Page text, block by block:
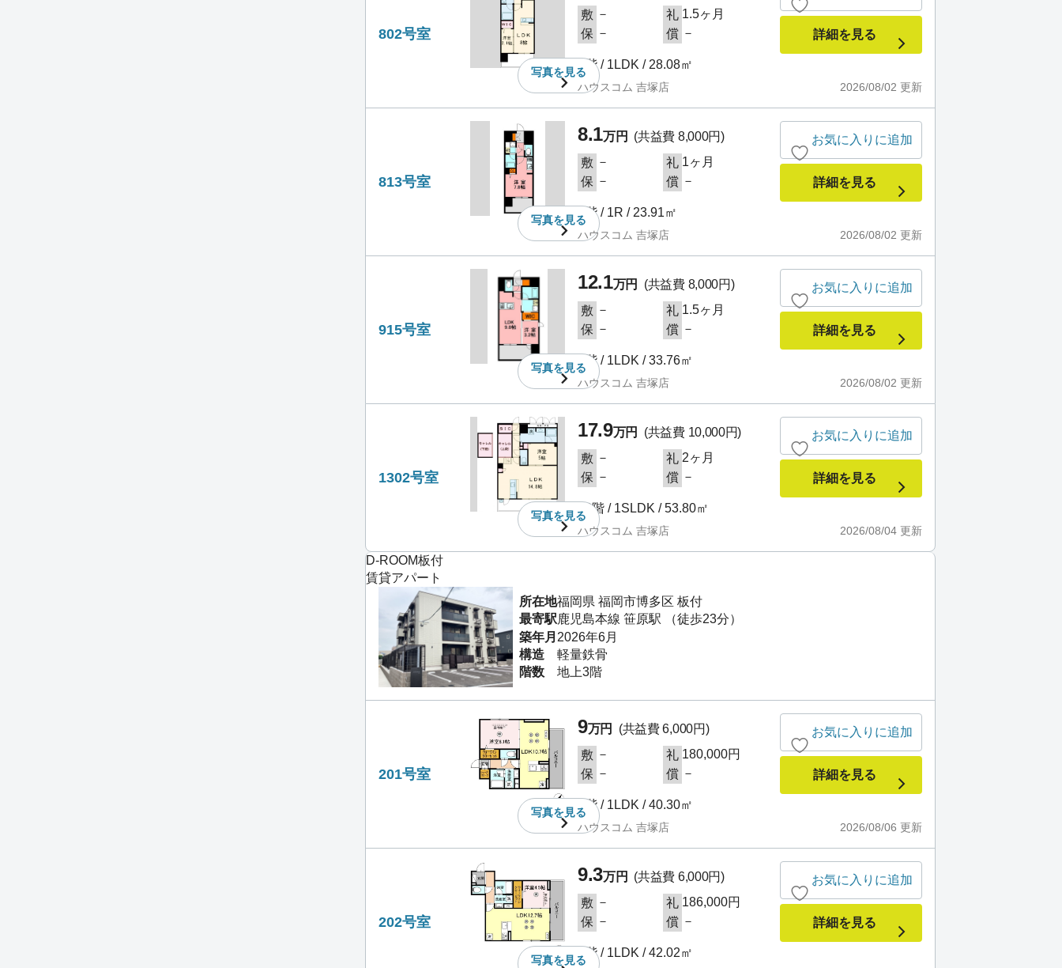
802号室
写真を見る
敷 － 礼 1.5ヶ月
保 － 償 －
8階 / 1LDK / 28.08㎡
2026/08/02 更新
ハウスコム 吉塚店
詳細を見る
813号室
写真を見る
8.1万円
(共益費 8,000円)
敷 － 礼 1ヶ月
保 － 償 －
8階 / 1R / 23.91㎡
2026/08/02 更新
ハウスコム 吉塚店
お気に入りに追加
詳細を見る
915号室
写真を見る
12.1万円
(共益費 8,000円)
敷 － 礼 1.5ヶ月
保 － 償 －
9階 / 1LDK / 33.76㎡
2026/08/02 更新
ハウスコム 吉塚店
お気に入りに追加
詳細を見る
1302号室
写真を見る
17.9万円
(共益費 10,000円)
敷 － 礼 2ヶ月
保 － 償 －
13階 / 1SLDK / 53.80㎡
2026/08/04 更新
ハウスコム 吉塚店
お気に入りに追加
詳細を見る
D-ROOM板付
賃貸アパート
所在地福岡県 福岡市博多区 板付
最寄駅鹿児島本線 笹原駅 （徒歩23分）
築年月 2026年6月
構造
軽量鉄骨
階数
地上3階
201号室
写真を見る
9万円
(共益費 6,000円)
敷 － 礼 180,000円
保 － 償 －
2階 / 1LDK / 40.30㎡
2026/08/06 更新
ハウスコム 吉塚店
お気に入りに追加
詳細を見る
202号室
写真を見る
9.3万円
(共益費 6,000円)
敷 － 礼 186,000円
保 － 償 －
2階 / 1LDK / 42.02㎡
お気に入りに追加
詳細を見る